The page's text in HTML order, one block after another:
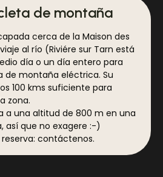
de montaña
cerca de la Maison des
al río (Riviére sur Tarn está
día o un día entero para
montaña eléctrica. Su
100 kms suficiente para
zona.
a una altitud de 800 m en una
así que no exagere :-)
contáctenos.